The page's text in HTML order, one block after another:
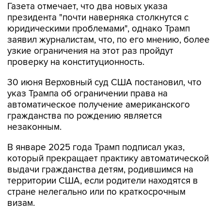
Газета отмечает, что два новых указа
президента "почти наверняка столкнутся с
юридическими проблемами", однако Трамп
заявил журналистам, что, по его мнению, более
узкие ограничения на этот раз пройдут
проверку на конституционность.
30 июня Верховный суд США постановил, что
указ Трампа об ограничении права на
автоматическое получение американского
гражданства по рождению является
незаконным.
В январе 2025 года Трамп подписал указ,
который прекращает практику автоматической
выдачи гражданства детям, родившимся на
территории США, если родители находятся в
стране нелегально или по краткосрочным
визам.